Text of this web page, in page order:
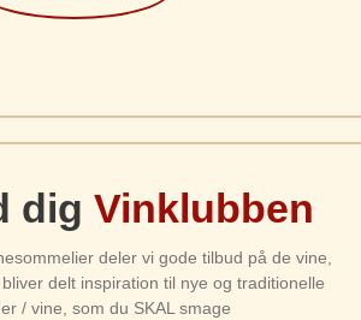
dig Vinklubben
deler vi gode tilbud på de vine,
delt inspiration til nye og traditionelle
/ vine, som du SKAL smage